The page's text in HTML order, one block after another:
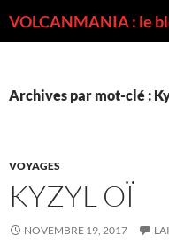
Archives par mot-clé :
VOYAGES
KYZYL OÏ
NOVEMBRE 19, 2017